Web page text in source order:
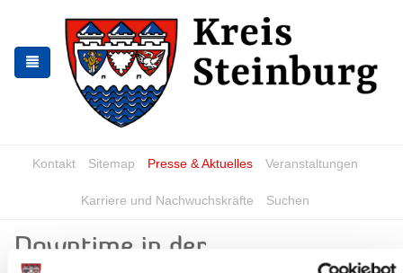
the
navigation
the
content
Kontakt Sitemap Presse & Aktuelles Veranstaltungen
Karriere und Nachwuchskräfte Suchen
Downtime in der